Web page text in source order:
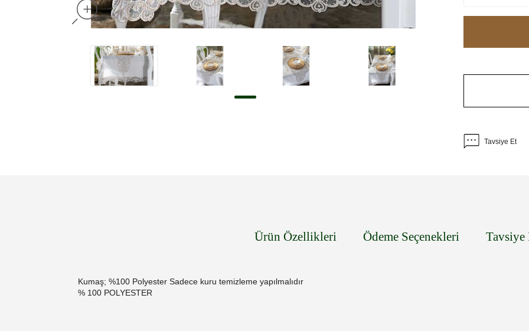
Tavsiye Et
Ürün Özellikleri Ödeme Seçenekleri Tavsiye
Kumaş; %100 Polyester Sadece kuru temizleme yapılmalıdır
% 100 POLYESTER